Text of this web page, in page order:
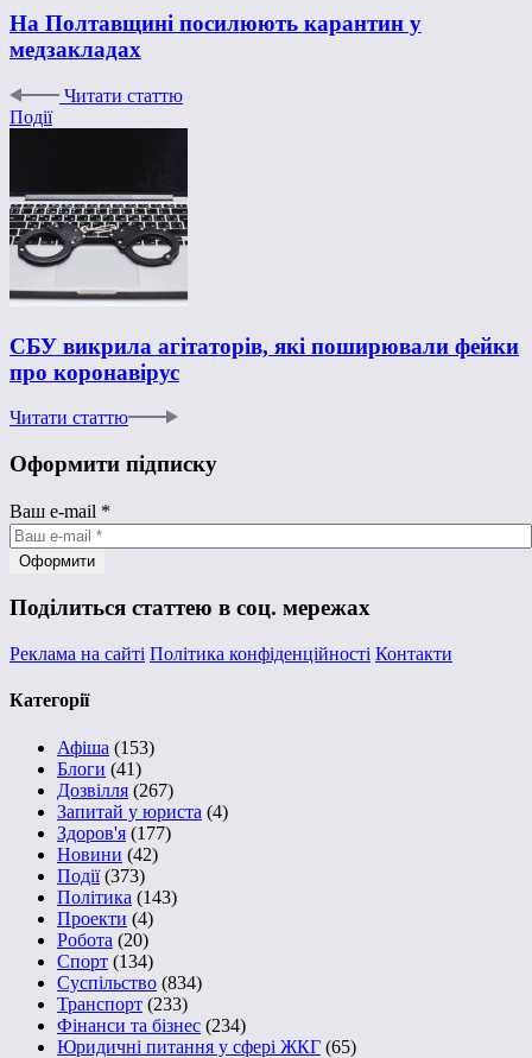
На Полтавщині посилюють карантин у
медзакладах
Читати статтю
Події
СБУ викрила агітаторів, які поширювали фейки
про коронавірус
Читати статтю
Оформити підписку
Ваш e-mail *
Поділиться статтею в соц. мережах
Реклама на сайті Політика конфіденційності Контакти
Категорії
Афіша (153)
Блоги (41)
Дозвілля (267)
Запитай у юриста (4)
Здоров'я (177)
Новини (42)
Події(373)
Політика (143)
Проекти (4)
Робота (20)
Спорт (134)
Суспільство (834)
Транспорт (233)
Фінанси та бізнес (234)
Юридичні питання у сфері ЖКГ (65)